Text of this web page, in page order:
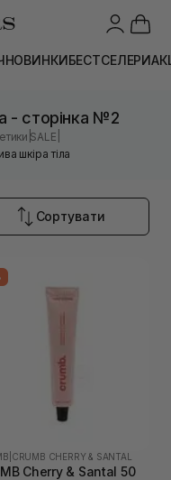
НОВИНКИБЕСТСЕЛЕРИ
- сторінка №2
|SALE
шкіра тіла
Сортувати
CRUMB CHERRY & SANTAL
Cherry & Santal 50